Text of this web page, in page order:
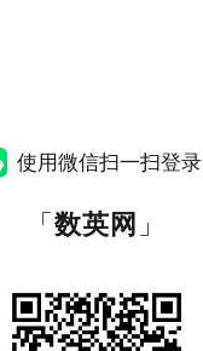
使用微信扫一扫登录
「数英网 」